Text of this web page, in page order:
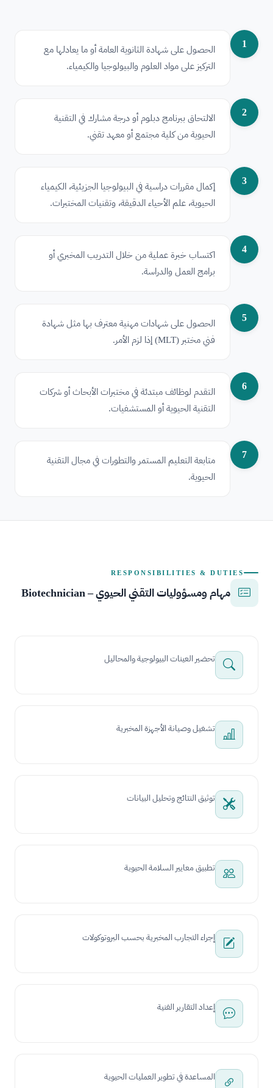
1
الحصول على شهادة الثانوية العامة أو ما يعادلها مع
التركيز على مواد العلوم والبيولوجيا والكيمياء.
2
الالتحاق ببرنامج دبلوم أو درجة مشارك في التقنية
الحيوية من كلية مجتمع أو معهد تقني.
3
إكمال مقررات دراسية في البيولوجيا الجزيئية، الكيمياء
الحيوية، علم الأحياء الدقيقة، وتقنيات المختبرات.
4
اكتساب خبرة عملية من خلال التدريب المخبري أو
برامج العمل والدراسة.
5
الحصول على شهادات مهنية معترف بها مثل شهادة
فني مختبر (MLT) إذا لزم الأمر.
6
التقدم لوظائف مبتدئة في مختبرات الأبحاث أو شركات
التقنية الحيوية أو المستشفيات.
7
متابعة التعليم المستمر والتطورات في مجال التقنية
الحيوية.
RESPONSIBILITIES & DUTIES
مهام ومسؤوليات التقني الحيوي – Biotechnician
تحضير العينات البيولوجية والمحاليل
تشغيل وصيانة الأجهزة المخبرية
توثيق النتائج وتحليل البيانات
تطبيق معايير السلامة الحيوية
إجراء التجارب المخبرية بحسب البروتوكولات
إعداد التقارير الفنية
المساعدة في تطوير العمليات الحيوية